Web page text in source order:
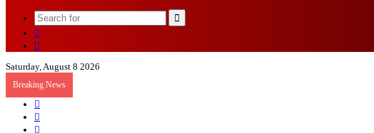
Search
Article
Saturday, August 8 2026
Breaking News